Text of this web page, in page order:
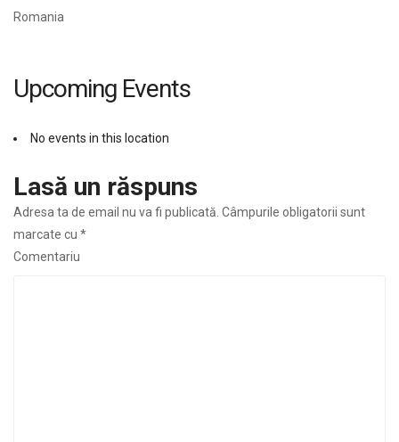
Romania
Upcoming Events
No events in this location
Lasă un răspuns
Adresa ta de email nu va fi publicată. Câmpurile obligatorii sunt
marcate cu *
Comentariu